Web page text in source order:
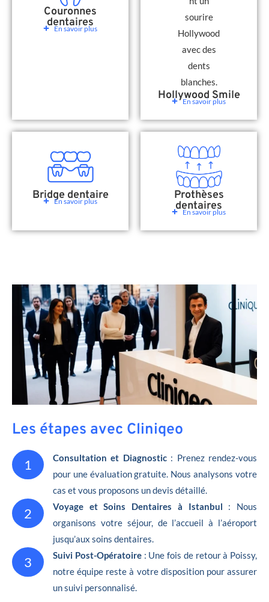
Couronnes
dentaires
En savoir plus
Hollywood Smile
En savoir plus
Bridge dentaire
En savoir plus Prothèses
dentaires
En savoir plus
Les étapes avec Cliniqeo
1 Consultation et Diagnostic: Prenez rendez-vous
pour une évaluation gratuite. Nous analysons votre
cas et vous proposons un devis détaillé.
2 Voyage et Soins Dentaires à Istanbul : Nous
organisons votre séjour, de l’accueil à l’aéroport
jusqu’aux soins dentaires.
3 Suivi Post-Opératoire : Une fois de retour à Poissy,
notre équipe reste à votre disposition pour assurer
un suivi personnalisé.